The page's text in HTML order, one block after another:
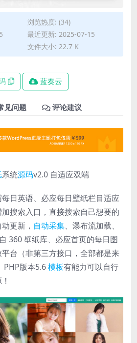
浏览热度: (34)
最近更新: 2025-07-15
文件大小: 22.7 K
蓝奏云
见问题 评论建议
系统源码v2.0 自适应双端
日英语、必应每日壁纸栏目适应
搜索入口，直接搜索自己想要的
更新， 自动采集、瀑布流加载、
360 壁纸库、必应首页的每日图
台（非第三方接口，全部都是来
PHP版本5.6模板有能力可以自行